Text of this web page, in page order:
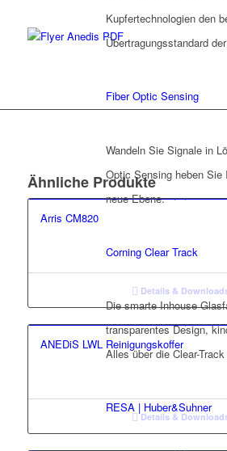
Kupfertechnologien den
Übertragungsstandard
Fiber Optic Sensing
Wandeln Sie Signale in
Optic Sensing heben Sie
neue Ebene.
Corning Clear Track
Die smarte Inhouse
transparentes Design,
Alles über die Clear-
RESA | Huber&Suhner
Ähnliche Produkte
Arris CM820
Details &
ANEDiS LWL Reinigungskoffer
Details &